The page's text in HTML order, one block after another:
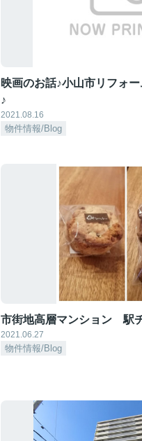
映画のお話♪小山市リフォ
♪
2021.08.16
物件情報/Blog
市街地高層マンション 駅
2021.06.27
物件情報/Blog